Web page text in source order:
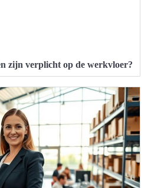
zijn verplicht op de werkvloer?